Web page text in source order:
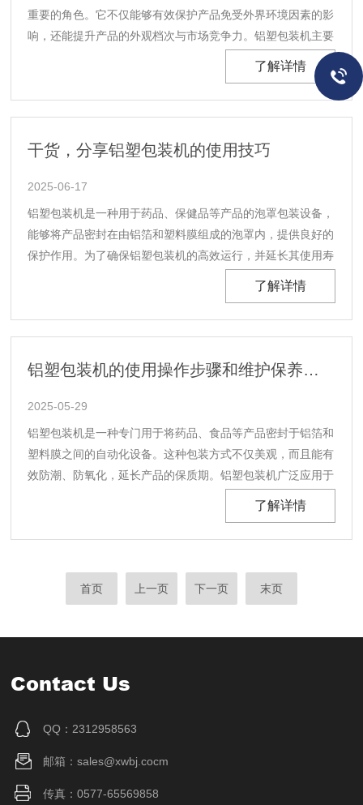
重要的角色。它不仅能够有效保护产品免受外界环境因素的影
响，还能提升产品的外观档次与市场竞争力。铝塑包装机主要
用于将药品（如片剂、胶囊）、糖果、小零食等小型物品密封
于由铝箔和塑料膜组成的复合材料之中。这种包装方式具有良
好的阻隔性能，可以防止氧气、水分以及光线对内装物的......
了解详情
干货，分享铝塑包装机的使用技巧
2025-06-17
铝塑包装机是一种用于药品、保健品等产品的泡罩包装设备，
能够将产品密封在由铝箔和塑料膜组成的泡罩内，提供良好的
保护作用。为了确保铝塑包装机的高效运行，并延长其使用寿
命，以下是一些使用小妙招：一、操作前准备检查设备状态：
元件、切割刀具、成型模具等关键组件是否有磨损或损坏......
了解详情
铝塑包装机的使用操作步骤和维护保养介绍
2025-05-29
铝塑包装机是一种专门用于将药品、食品等产品密封于铝箔和
塑料膜之间的自动化设备。这种包装方式不仅美观，而且能有
效防潮、防氧化，延长产品的保质期。铝塑包装机广泛应用于
制药行业，同时也适用于保健品、化妆品以及部分食品的包
机已经正确安装并接通电源。根据所需包装的产品特性选
了解详情
首页 上一页 下一页 末页
Contact Us
QQ：2312958563
邮箱：sales@xwbj.cocm
传真：0577-65569858